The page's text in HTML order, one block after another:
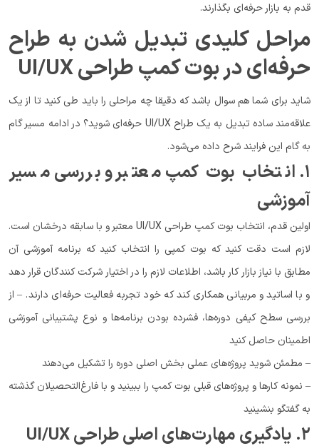
قدم به بازار حرفه‌ای بگذارند.
مراحل کلیدی تبدیل شدن به طراح
حرفه‌ای در بوت کمپ طراحی UI/UX
شاید برای شما هم سوال باشد که دقیقا چه مراحلی را باید طی کنید تا از یک
علاقه‌مند ساده تبدیل به یک طراح UI/UX حرفه‌ای شوید؟ در ادامه مسیر گام
به گام این فرایند شرح داده می‌شود.
۱. انتخاب بوت کمپ معتبر و بررسی مسیر
آموزشی
اولین قدم، انتخاب بوت کمپ طراحی UI/UX معتبر و با سابقه درخشان است.
لازم است دقت کنید که بوت کمپی را انتخاب کنید که برنامه آموزشی آن
مطابق با نیاز بازار کار باشد، اطلاعات لازم را در اختیار شرکت کنندگان قرار دهد
و با اساتید و مربیانی همکاری کند که خود تجربه فعالیت حرفه‌ای دارند. – از
بررسی سطح کیفی دوره‌ها، فشرده بودن برنامه‌ها و نوع پشتیبانی آموزشی
اطمینان حاصل کنید
– مطمئن شوید پروژه‌های عملی بخش اصلی دوره را تشکیل می‌دهند
– نمونه کارها و پروژه‌های قبلی بوت کمپ را ببینید و با فارغ‌التحصیلان گذشته
به گفتگو بنشینید
۲. یادگیری مهارت‌های اصلی طراحی UI/UX